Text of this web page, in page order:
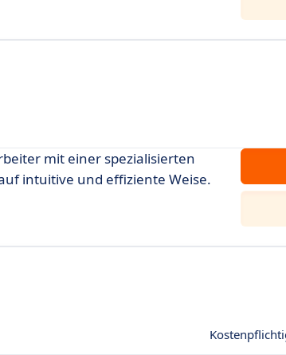
mit einer spezialisierten
intuitive und effiziente Weise.